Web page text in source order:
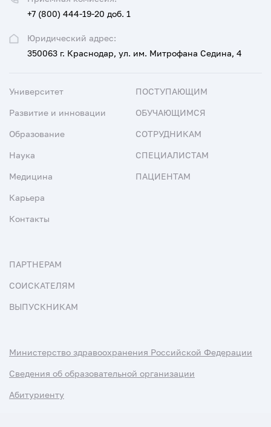
Юридический адрес:
350063 г. Краснодар, ул. им. Митрофана Седина, 4
+7 (800) 444-19-20 доб. 1
Университет
Развитие и инновации
Образование
Наука
Медицина
Карьера
Контакты
ПОСТУПАЮЩИМ
ОБУЧАЮЩИМСЯ
СОТРУДНИКАМ
СПЕЦИАЛИСТАМ
ПАЦИЕНТАМ
ПАРТНЕРАМ
СОИСКАТЕЛЯМ
ВЫПУСКНИКАМ
Министерство здравоохранения Российской Федерации
Сведения об образовательной организации
Абитуриенту